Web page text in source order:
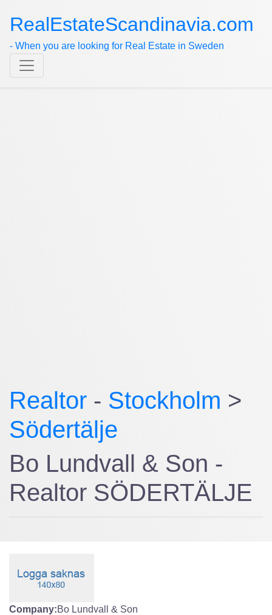
RealEstateScandinavia.com
- When you are looking for Real Estate in Sweden
Realtor - Stockholm >
Södertälje
Bo Lundvall & Son -
Realtor SÖDERTÄLJE
Company:Bo Lundvall & Son